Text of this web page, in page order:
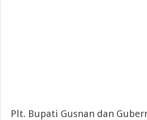
Plt. Bupati Gusnan dan